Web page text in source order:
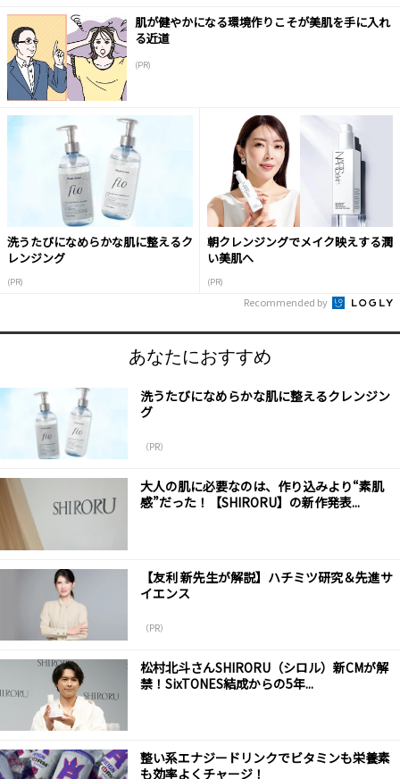
肌が健やかになる環境作りこそが美肌を手に入れ
る近道
(PR)
洗うたびになめらかな肌に整えるク
レンジング
(PR)
朝クレンジングでメイク映えする潤
い美肌へ
(PR)
Recommended by
あなたにおすすめ
洗うたびになめらかな肌に整えるクレンジン
グ
（PR）
大人の肌に必要なのは、作り込みより“素肌
感”だった！【SHIRORU】の新作発表...
【友利 新先生が解説】ハチミツ研究＆先進サ
イエンス
（PR）
松村北斗さんSHIRORU（シロル）新CMが解
禁！SixTONES結成からの5年...
整い系エナジードリンクでビタミンも栄養素
も効率よくチャージ！